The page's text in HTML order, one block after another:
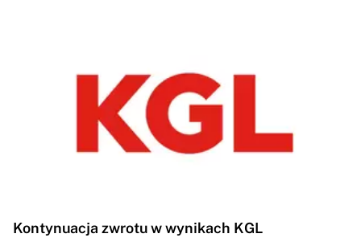
Kontynuacja zwrotu w wynikach KGL